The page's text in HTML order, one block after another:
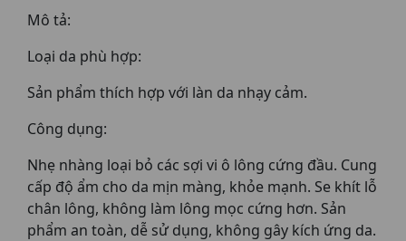
Mô tả:
Loại da phù hợp:
Sản phẩm thích hợp với làn da nhạy cảm.
Công dụng:
Nhẹ nhàng loại bỏ các sợi vi ô lông cứng đầu. Cung
cấp độ ẩm cho da mịn màng, khỏe mạnh. Se khít lỗ
chân lông, không làm lông mọc cứng hơn. Sản
phẩm an toàn, dễ sử dụng, không gây kích ứng da.